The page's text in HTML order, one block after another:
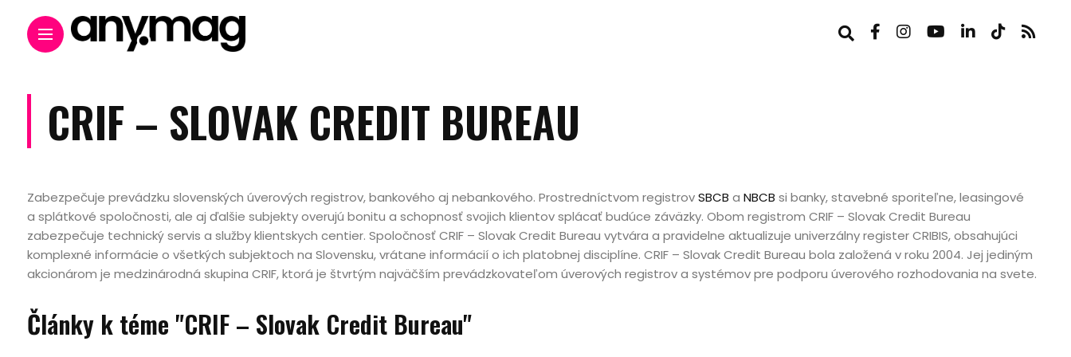
CRIF – SLOVAK CREDIT BUREAU
Zabezpečuje prevádzku slovenských úverových registrov, bankového aj nebankového. Prostredníctvom registrovSBCB a NBCB si banky, stavebné sporiteľne, leasingové
a splátkové spoločnosti, ale aj ďalšie subjekty overujú bonitu a schopnosť svojich klientov splácať budúce záväzky. Obom registrom CRIF – Slovak Credit Bureau
zabezpečuje technický servis a služby klientskych centier. Spoločnosť CRIF – Slovak Credit Bureau vytvára a pravidelne aktualizuje univerzálny register CRIBIS, obsahujúci
komplexné informácie o všetkých subjektoch na Slovensku, vrátane informácií o ich platobnej disciplíne. CRIF – Slovak Credit Bureau bola založená v roku 2004. Jej jediným
akcionárom je medzinárodná skupina CRIF, ktorá je štvrtým najväčším prevádzkovateľom úverových registrov a systémov pre podporu úverového rozhodovania na svete.
Články k téme "CRIF – Slovak Credit Bureau"